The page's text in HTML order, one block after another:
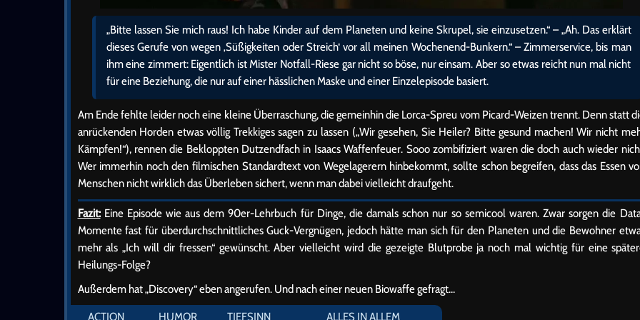
„Bitte lassen Sie mich raus! Ich habe Kinder auf dem Planeten und keine Skrupel, sie einzusetzen.“ – „Ah. Das erklärt
dieses Gerufe von wegen ‚Süßigkeiten oder Streich‘ vor all meinen Wochenend-Bunkern.“ – Zimmerservice, bis man
ihm eine zimmert: Eigentlich ist Mister Notfall-Riese gar nicht so böse, nur einsam. Aber so etwas reicht nun mal nicht
für eine Beziehung, die nur auf einer hässlichen Maske und einer Einzelepisode basiert.
Am Ende fehlte leider noch eine kleine Überraschung, die gemeinhin die Lorca-Spreu vom Picard-Weizen trennt. Denn statt
anrückenden Horden etwas völlig Trekkiges sagen zu lassen („Wir gesehen, Sie Heiler? Bitte gesund machen! Wir nicht
Kämpfen!“), rennen die Bekloppten Dutzendfach in Isaacs Waffenfeuer. Sooo zombifiziert waren die doch auch wieder
Wer immerhin noch den filmischen Standardtext von Wegelagerern hinbekommt, sollte schon begreifen, dass das Essen
Menschen nicht wirklich das Überleben sichert, wenn man dabei vielleicht draufgeht.
Fazit:Eine Episode wie aus dem 90er-Lehrbuch für Dinge, die damals schon nur so semicool waren. Zwar sorgen die
Momente fast für überdurchschnittliches Guck-Vergnügen, jedoch hätte man sich für den Planeten und die Bewohner
mehr als „Ich will dir fressen“ gewünscht. Aber vielleicht wird die gezeigte Blutprobe ja noch mal wichtig für eine
Heilungs-Folge?
Außerdem hat „Discovery“ eben angerufen. Und nach einer neuen Biowaffe gefragt…
ACTION HUMOR TIEFSINN ALLES IN ALLEM